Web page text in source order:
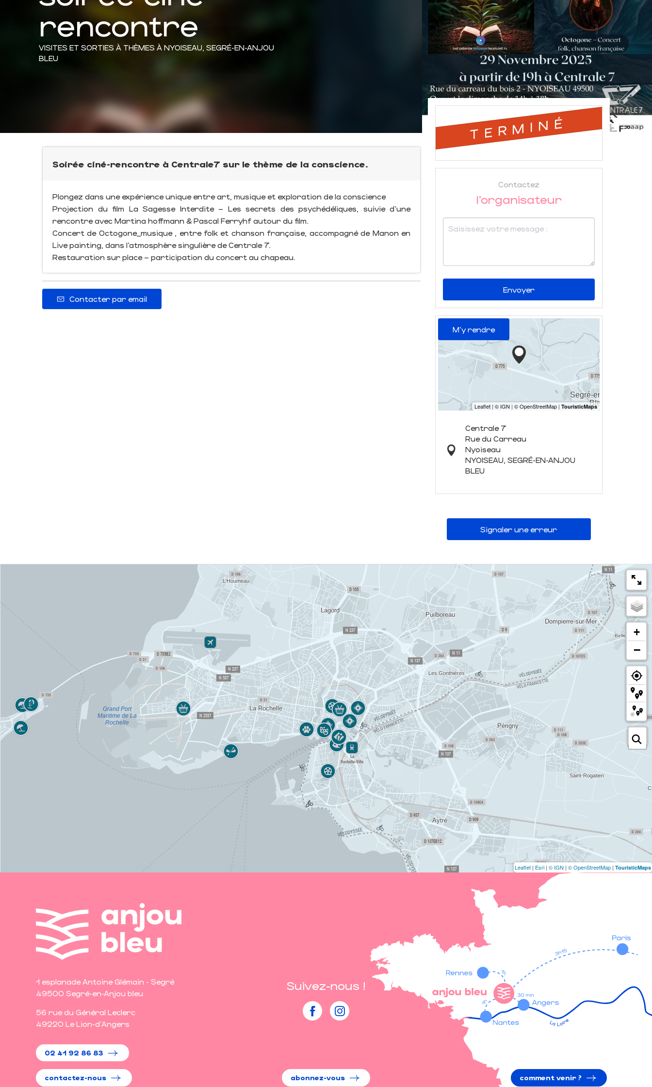
rencontre
VISITES ET SORTIES À THÈMES À NYOISEAU, SEGRÉ-EN-ANJOU
BLEU
Soirée ciné-rencontre à Centrale7 sur le thème de la conscience.
Plongez dans une expérience unique entre art, musique et exploration de la conscience
Projection du film La Sagesse Interdite – Les secrets des psychédéliques, suivie d’une
rencontre avec Martina hoffmann & Pascal Ferryhf autour du film.
Concert de Octogone_musique , entre folk et chanson française, accompagné de Manon en
Live painting, dans l’atmosphère singulière de Centrale 7.
Restauration sur place – participation du concert au chapeau.
Contacter par email
TERMINÉ
Contactez
l'organisateur
Envoyer
M'y rendre
Centrale 7
Rue du Carreau
Nyoiseau
NYOISEAU, SEGRÉ-EN-ANJOU
BLEU
Signaler une erreur
+
−
Leaflet | Esri | © IGN | © OpenStreetMap | TouristicMaps
1 esplanade Antoine Glémain - Segré
49500 Segré-en-Anjou bleu
56 rue du Général Leclerc
49220 Le Lion-d'Angers
02 41 92 86 83
contactez-nous
Suivez-nous !
abonnez-vous comment venir ?